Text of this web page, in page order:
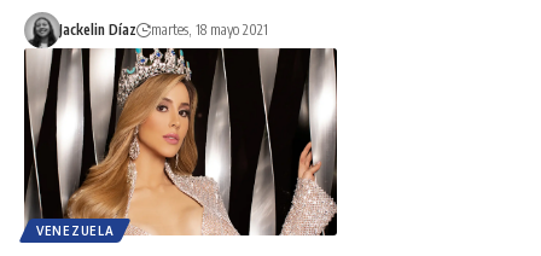
Jackelin Díaz martes, 18 mayo 2021
VENEZUELA